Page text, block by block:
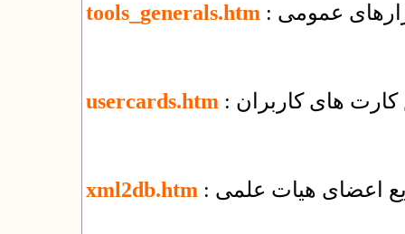
tools_generals.htm عمومی
usercards.htm های کاربران
xml2db.htm اعضای هیات علمی